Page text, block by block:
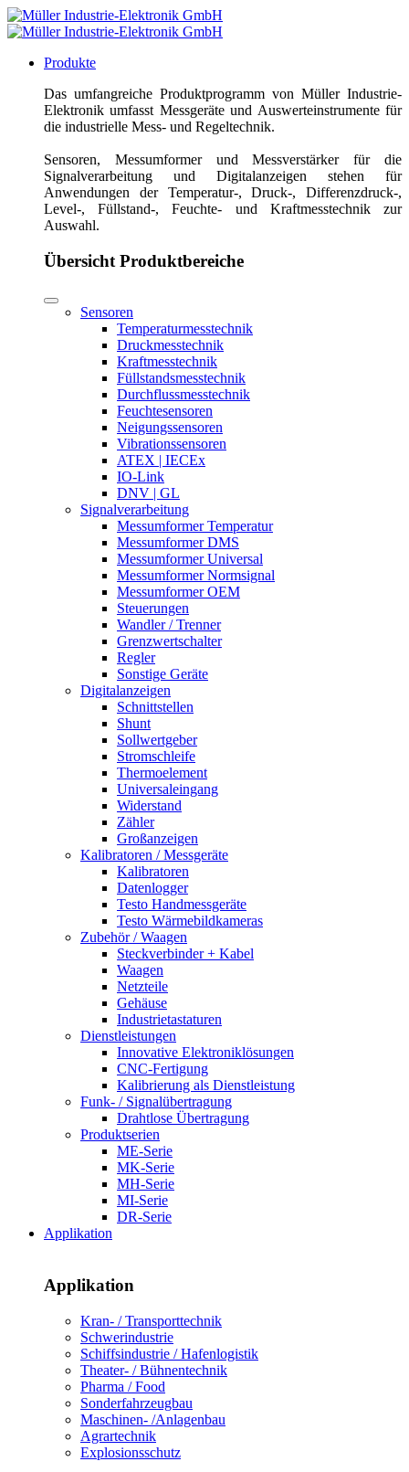
Produkte
Das umfangreiche Produktprogramm von Müller Industrie-
Elektronik umfasst Messgeräte und Auswerteinstrumente für
die industrielle Mess- und Regeltechnik.
Sensoren, Messumformer und Messverstärker für die
Signalverarbeitung und Digitalanzeigen stehen für
Anwendungen der Temperatur-, Druck-, Differenzdruck-,
Level-, Füllstand-, Feuchte- und Kraftmesstechnik zur
Auswahl.
Übersicht Produktbereiche
Sensoren
Temperaturmesstechnik
Druckmesstechnik
Kraftmesstechnik
Füllstandsmesstechnik
Durchflussmesstechnik
Feuchtesensoren
Neigungssensoren
Vibrationssensoren
ATEX | IECEx
IO-Link
DNV | GL
Signalverarbeitung
Messumformer Temperatur
Messumformer DMS
Messumformer Universal
Messumformer Normsignal
Messumformer OEM
Steuerungen
Wandler / Trenner
Grenzwertschalter
Regler
Sonstige Geräte
Digitalanzeigen
Schnittstellen
Shunt
Sollwertgeber
Stromschleife
Thermoelement
Universaleingang
Widerstand
Zähler
Großanzeigen
Kalibratoren / Messgeräte
Kalibratoren
Datenlogger
Testo Handmessgeräte
Testo Wärmebildkameras
Zubehör / Waagen
Steckverbinder + Kabel
Waagen
Netzteile
Gehäuse
Industrietastaturen
Dienstleistungen
Innovative Elektroniklösungen
CNC-Fertigung
Kalibrierung als Dienstleistung
Funk- / Signalübertragung
Drahtlose Übertragung
Produktserien
ME-Serie
MK-Serie
MH-Serie
MI-Serie
DR-Serie
Applikation
Applikation
Kran- / Transporttechnik
Schwerindustrie
Schiffsindustrie / Hafenlogistik
Theater- / Bühnentechnik
Pharma / Food
Sonderfahrzeugbau
Maschinen- /Anlagenbau
Agrartechnik
Explosionsschutz